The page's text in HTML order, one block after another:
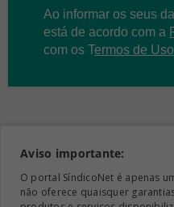
Ao informar os seus
está de acordo com a
com os Termos de Uso
Aviso importante:
O portal SíndicoNet é apenas
não oferece quaisquer